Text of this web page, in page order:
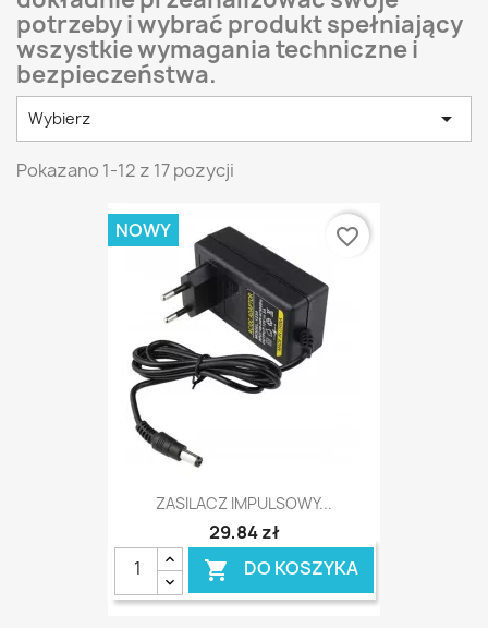
potrzeby i wybrać produkt spełniający
wszystkie wymagania techniczne i
bezpieczeństwa.
Wybierz 
Pokazano 1-12 z 17 pozycji
ZASILACZ IMPULSOWY...
29,84 zł
 DO KOSZYKA
NOWY favorite_border